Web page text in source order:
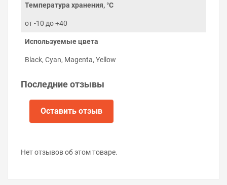
годности на упаковке.
пигментными и наоборот. Не знаете какой тип
Храните чернила при комнатной температуре, в
Не разбавляйте чернила водой или другими
жидкостями.
Постарайтесь печатать на принтере хотя бы раз
в неделю и печатающая головка не будет
Температура хранения, °C
от -10 до +40
Используемые цвета
Black, Cyan, Magenta, Yellow
Последние отзывы
Оставить отзыв
Нет отзывов об этом товаре.